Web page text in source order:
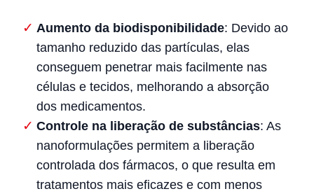
Aumento da biodisponibilidade: Devido ao
tamanho reduzido das partículas, elas
conseguem penetrar mais facilmente nas
células e tecidos, melhorando a absorção
dos medicamentos.
Controle na liberação de substâncias: As
nanoformulações permitem a liberação
controlada dos fármacos, o que resulta em
tratamentos mais eficazes e com menos